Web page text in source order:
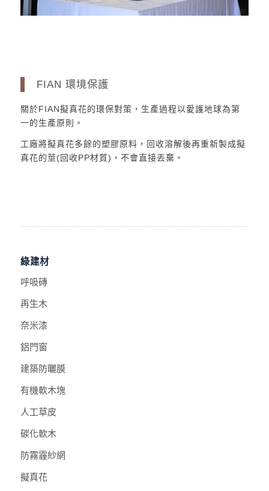
FIAN 環境保護
關於FIAN擬真花的環保對策，生產過程以愛護地球為第
一的生產原則。
工廠將擬真花多餘的塑膠原料，回收溶解後再重新製成擬
真花的莖(回收PP材質)，不會直接丟棄。
綠建材
呼吸磚
再生木
奈米漆
鋁門窗
建築防曬膜
有機軟木塊
人工草皮
碳化軟木
防霧霾紗網
擬真花